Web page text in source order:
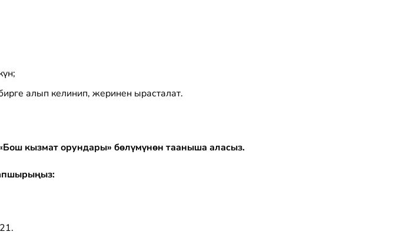
алып келинип, жеринен ырасталат.
кызмат орундары» бөлүмүнөн тааныша аласыз.